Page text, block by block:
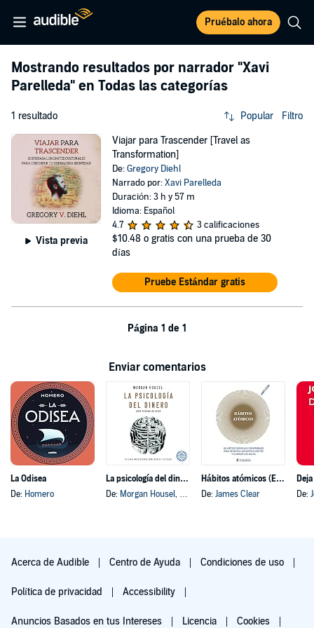
Pruébalo ahora
Mostrando resultados por narrador "Xavi
Parelleda" en Todas las categorías
1 resultado Popular Filtro
Vista previa
Viajar para Trascender [Travel as
Transformation]
De:Gregory Diehl
Narrado por:Xavi Parelleda
Duración: 3 h y 57 m
Idioma: Español
4.7
3 calificaciones
$10.48 o gratis con una prueba de 30
días
Pruebe Estándar gratis
Página 1 de 1
Enviar comentarios
La Odisea
De: Homero
La psicología del dinero
De: Morgan Housel, y otros
Hábitos atómicos (Español neutro)
De: James Clear
De:
Acerca de Audible Centro de Ayuda Condiciones de uso
Política de privacidad Accessibility
Anuncios Basados en tus Intereses Licencia Cookies